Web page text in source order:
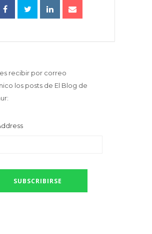
recibir por correo
los posts de El Blog de